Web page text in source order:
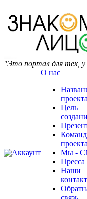
"Это портал для тех, у
Аккаунт
О нас
проекта
Цель
проекта
Мы -
Пресса
Наши